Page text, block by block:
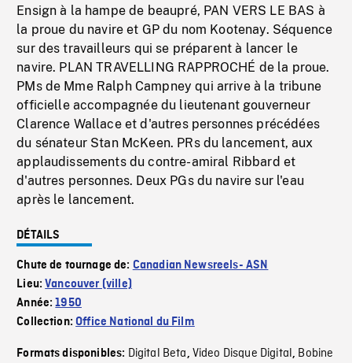
Ensign à la hampe de beaupré, PAN VERS LE BAS à
la proue du navire et GP du nom Kootenay. Séquence
sur des travailleurs qui se préparent à lancer le
navire. PLAN TRAVELLING RAPPROCHÉ de la proue.
PMs de Mme Ralph Campney qui arrive à la tribune
officielle accompagnée du lieutenant gouverneur
Clarence Wallace et d'autres personnes précédées
du sénateur Stan McKeen. PRs du lancement, aux
applaudissements du contre-amiral Ribbard et
d'autres personnes. Deux PGs du navire sur l'eau
après le lancement.
DÉTAILS
Chute de tournage de: Canadian Newsreels- ASN
Lieu:Vancouver (ville)
Année:1950
Collection:Office National du Film
Formats disponibles: Digital Beta, Video Disque Digital, Bobine